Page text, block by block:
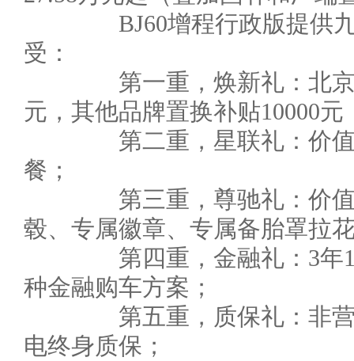
BJ60增程行政版提供九
受：
第一重，焕新礼：北京越
元，其他品牌置换补贴10000元
第二重，星联礼：价值
餐；
第三重，尊驰礼：价值
毂、专属徽章、专属备胎罩拉
第四重，金融礼：3年15
种金融购车方案；
第五重，质保礼：非营运
电终身质保；